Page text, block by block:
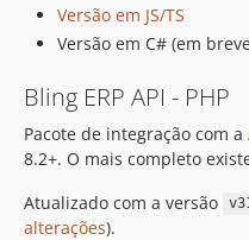
1.0.0
dev-develop
Versão em JS/TS
Versão em C# (em
Bling ERP API - PHP
Pacote de integração com a
8.2+. O mais completo
Atualizado com a versão
alterações).